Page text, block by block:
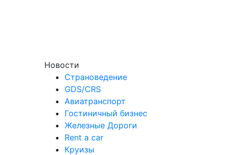
Новости
Страноведение
GDS/CRS
Авиатранспорт
Гостиничный бизнес
Железные Дороги
Rent a car
Круизы